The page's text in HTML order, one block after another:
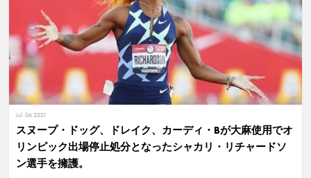
Jul. 06 2021
スヌープ・ドッグ、ドレイク、カーディ・Bが大麻使用でオ
リンピック出場停止処分となったシャカリ・リチャードソ
ン選手を擁護。